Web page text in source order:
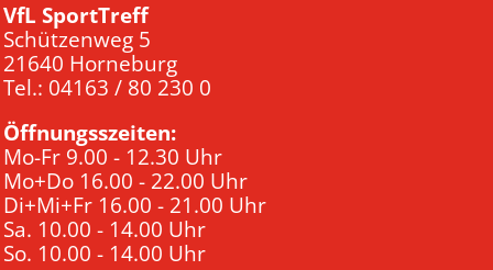
VfL SportTreff
Schützenweg 5
21640 Horneburg
Tel.: 04163 / 80 230 0
Öffnungsszeiten:
Mo-Fr 9.00 - 12.30 Uhr
Mo+Do 16.00 - 22.00 Uhr
Di+Mi+Fr 16.00 - 21.00 Uhr
Sa. 10.00 - 14.00 Uhr
So. 10.00 - 14.00 Uhr